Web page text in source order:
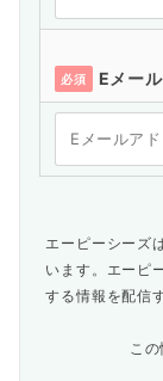
必須 Eメー
エーピーシーズ
います。エーピ
する情報を配信
こ